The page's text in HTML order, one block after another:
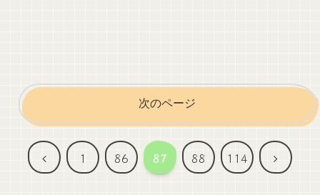
次のページ
前
1 86 87 88 114
次